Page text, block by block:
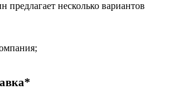
предлагает несколько вариантов